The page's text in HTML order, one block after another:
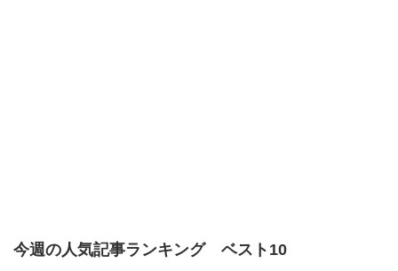
今週の人気記事ランキング ベスト10